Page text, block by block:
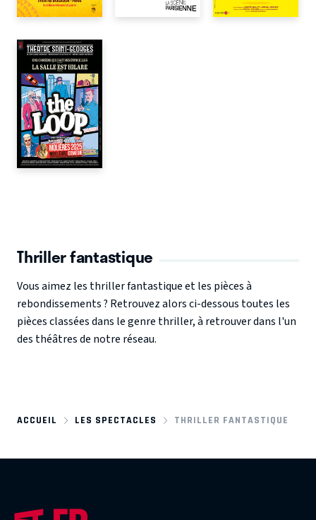
Thriller fantastique
Vous aimez les thriller fantastique et les pièces à
rebondissements ? Retrouvez alors ci-dessous toutes les
pièces classées dans le genre thriller, à retrouver dans l'un
des théâtres de notre réseau.
ACCUEIL LES SPECTACLES THRILLER FANTASTIQUE